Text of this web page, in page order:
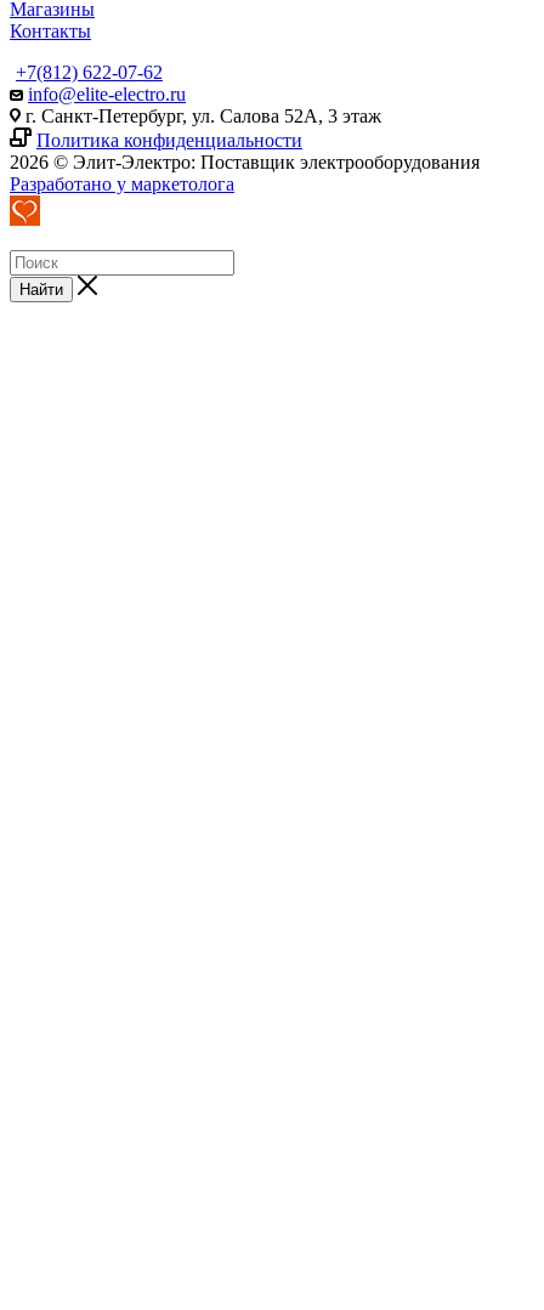
Магазины
Контакты
+7(812) 622-07-62
info@elite-electro.ru
г. Санкт-Петербург, ул. Салова 52А, 3 этаж
Политика конфиденциальности
2026 © Элит-Электро: Поставщик электрооборудования
Разработано у маркетолога
Найти